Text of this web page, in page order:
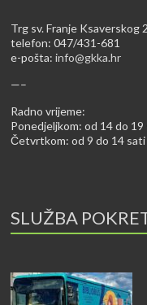
Trg sv. Franje Ksaverskog
telefon: 047/431-681
e-pošta:info@gkka.hr
—–
Radno vrijeme:
Ponedjeljkom: od 14 do 19
Četvrtkom: od 9 do 14 sati
SLUŽBA